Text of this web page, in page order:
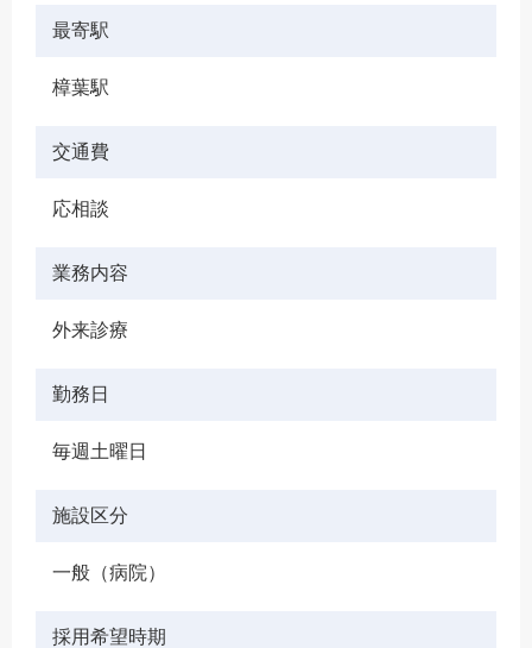
最寄駅
樟葉駅
交通費
応相談
業務内容
外来診療
勤務日
毎週土曜日
施設区分
一般（病院）
採用希望時期